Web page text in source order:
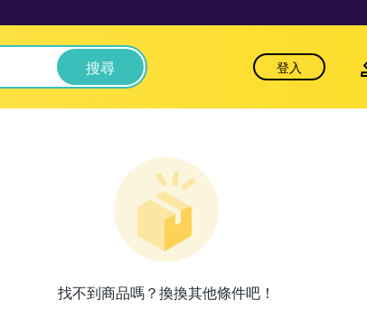
搜尋 登入
找不到商品嗎？換換其他條件吧！